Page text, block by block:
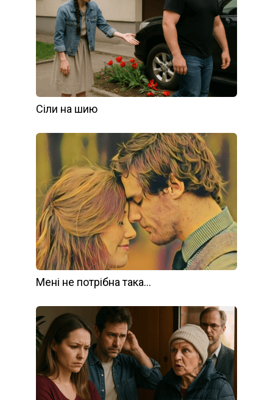
Сіли на шию
Мені не потрібна така…